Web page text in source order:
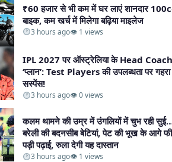
₹60 हजार से भी कम में घर लाएं शानदार
बाइक, कम खर्च में मिलेगा बढ़िया माइलेज​
3 hours ago👁 1 views
IPL 2027 पर ऑस्ट्रेलिया के Head
‘प्लान’: Test Players की उपलब्धता पर गहरा
सस्पेंस!​
3 hours ago👁 0 views
कलम थामने की उम्र में उंगलियों में चुभ रही
बरेली की बदनसीब बेटियां, पेट की भूख के आगे
पड़ी पढ़ाई, रुला देगी यह दास्तान​
3 hours ago👁 1 views